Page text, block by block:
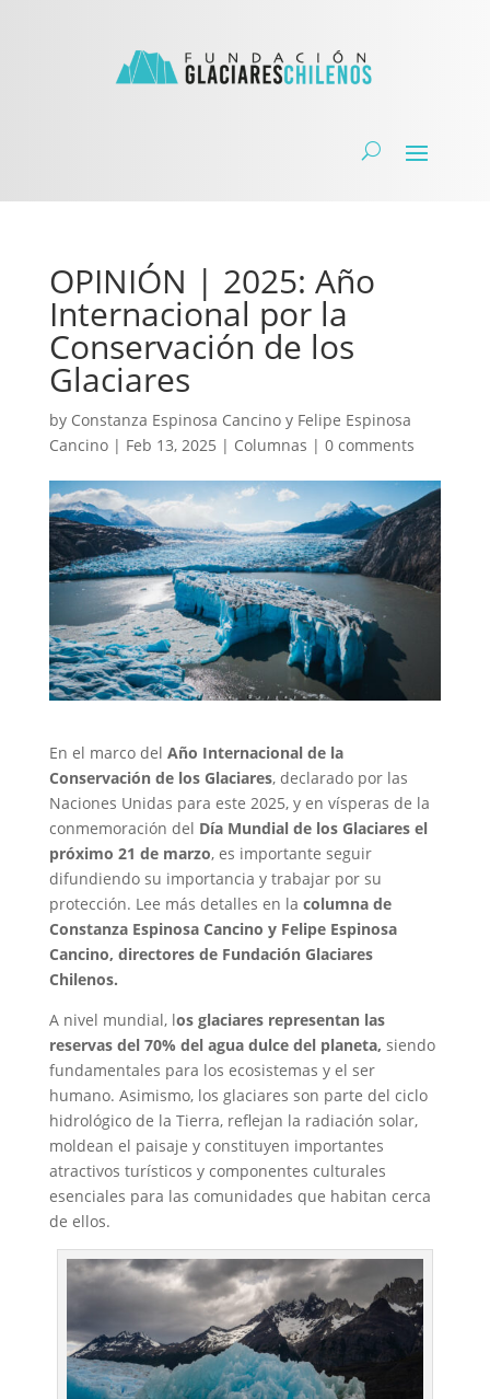
OPINIÓN | 2025: Año
Internacional por la
Conservación de los
Glaciares
by Constanza Espinosa Cancinoy Felipe Espinosa
Cancino| Feb 13, 2025 | Columnas | 0 comments
En el marco del Año Internacional de la
Conservación de los Glaciares, declarado por las
Naciones Unidas para este 2025, y en vísperas de la
conmemoración del Día Mundial de los Glaciares el
próximo 21 de marzo, es importante seguir
difundiendo su importancia y trabajar por su
protección. Lee más detalles en la columna de
Constanza Espinosa Cancino y Felipe Espinosa
Cancino, directores de Fundación Glaciares
Chilenos.
A nivel mundial, los glaciares representan las
reservas del 70% del agua dulce del planeta, siendo
fundamentales para los ecosistemas y el ser
humano. Asimismo, los glaciares son parte del ciclo
hidrológico de la Tierra, reflejan la radiación solar,
moldean el paisaje y constituyen importantes
atractivos turísticos y componentes culturales
esenciales para las comunidades que habitan cerca
de ellos.